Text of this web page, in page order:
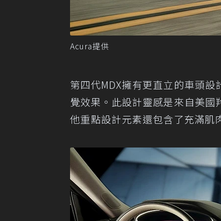
Acura提供
第四代MDX擁有更直立的車頭
覺效果。此設計靈感是來自美
他重點設計元素還包含了充滿